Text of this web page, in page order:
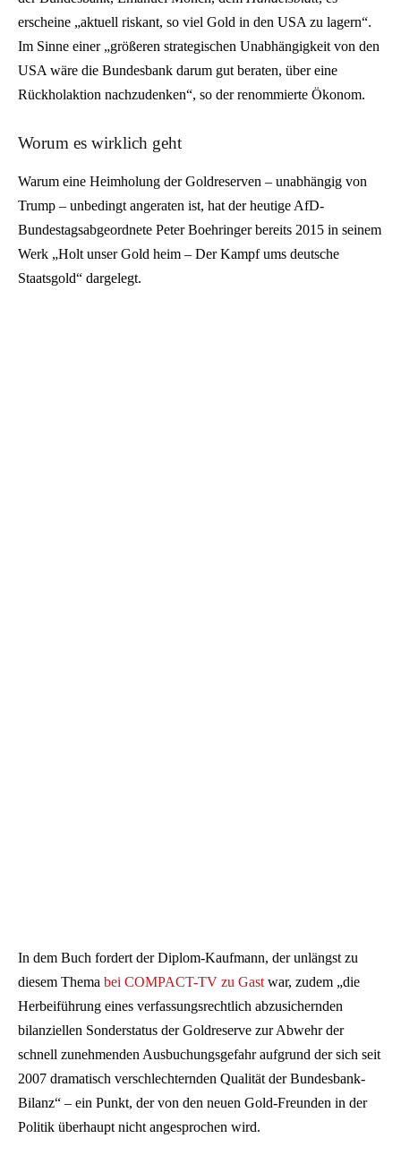
erscheine „aktuell riskant, so viel Gold in den USA zu lagern“.
Im Sinne einer „größeren strategischen Unabhängigkeit von den
USA wäre die Bundesbank darum gut beraten, über eine
Rückholaktion nachzudenken“, so der renommierte Ökonom.
Worum es wirklich geht
Warum eine Heimholung der Goldreserven – unabhängig von
Trump – unbedingt angeraten ist, hat der heutige AfD-
Bundestagsabgeordnete Peter Boehringer bereits 2015 in seinem
Werk „Holt unser Gold heim – Der Kampf ums deutsche
Staatsgold“ dargelegt.
In dem Buch fordert der Diplom-Kaufmann, der unlängst zu
diesem Thema bei COMPACT-TV zu Gast war, zudem „die
Herbeiführung eines verfassungsrechtlich abzusichernden
bilanziellen Sonderstatus der Goldreserve zur Abwehr der
schnell zunehmenden Ausbuchungsgefahr aufgrund der sich seit
2007 dramatisch verschlechternden Qualität der Bundesbank-
Bilanz“ – ein Punkt, der von den neuen Gold-Freunden in der
Politik überhaupt nicht angesprochen wird.